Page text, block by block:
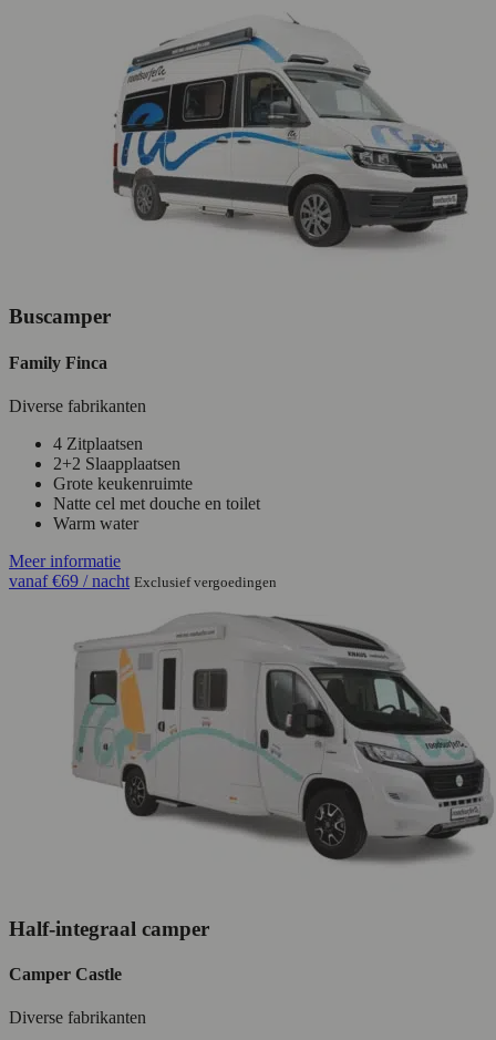
Buscamper
Family Finca
Diverse fabrikanten
4 Zitplaatsen
2+2 Slaapplaatsen
Grote keukenruimte
Natte cel met douche en toilet
Warm water
Meer informatie
vanaf€69 / nacht Exclusief vergoedingen
Half-integraal camper
Camper Castle
Diverse fabrikanten